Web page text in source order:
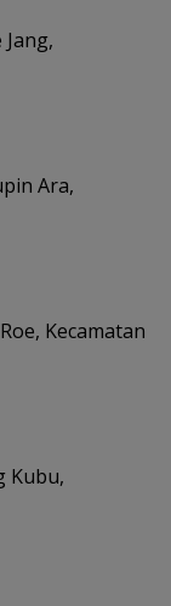
Jang,
Ara,
Kecamatan
Kubu,